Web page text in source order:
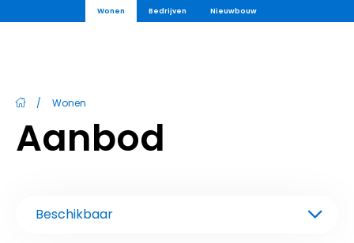
Wonen Bedrijven Nieuwbouw
/ Wonen
Aanbod
Beschikbaar